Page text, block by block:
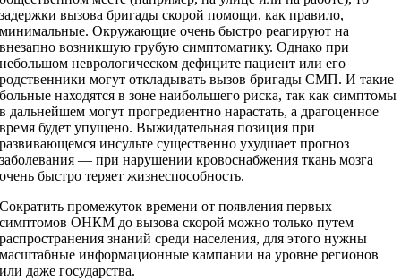
задержки вызова бригады скорой помощи, как правило,
минимальные. Окружающие очень быстро реагируют на
внезапно возникшую грубую симптоматику. Однако при
небольшом неврологическом дефиците пациент или его
родственники могут откладывать вызов бригады СМП. И такие
больные находятся в зоне наибольшего риска, так как симптомы
в дальнейшем могут прогредиентно нарастать, а драгоценное
время будет упущено. Выжидательная позиция при
развивающемся инсульте существенно ухудшает прогноз
заболевания — при нарушении кровоснабжения ткань мозга
очень быстро теряет жизнеспособность.
Сократить промежуток времени от появления первых
симптомов ОНКМ до вызова скорой можно только путем
распространения знаний среди населения, для этого нужны
масштабные информационные кампании на уровне регионов
или даже государства.